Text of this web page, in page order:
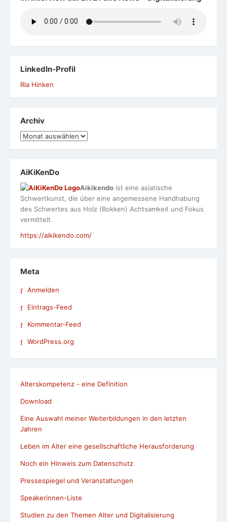
LinkedIn-Profil
Ria Hinken
Archiv
Archiv
AiKiKenDo
Aikikendo ist eine asiatische
Schwertkunst, die über eine angemessene Handhabung
des Schwertes aus Holz (Bokken) Achtsamkeit und Fokus
vermittelt.
https://aikikendo.com/
Meta
Anmelden
Eintrags-Feed
Kommentar-Feed
WordPress.org
Alterskompetenz - eine Definition
Download
Eine Auswahl meiner Weiterbildungen in den letzten
Jahren
Leben im Alter eine gesellschaftliche Herausforderung
Noch ein Hinweis zum Datenschutz
Pressespiegel und Veranstaltungen
Speakerinnen-Liste
Studien zu den Themen Alter und Digitalisierung